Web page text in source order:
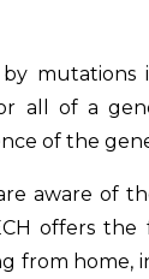
all of a
of the
aware of
offers
from